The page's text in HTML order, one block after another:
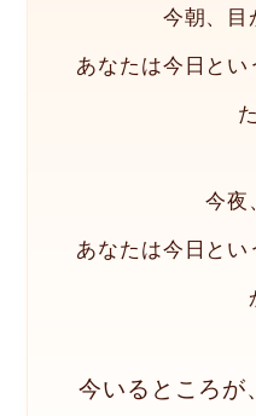
今朝、目
あなたは今日と
今夜
あなたは今日と
今いるところが